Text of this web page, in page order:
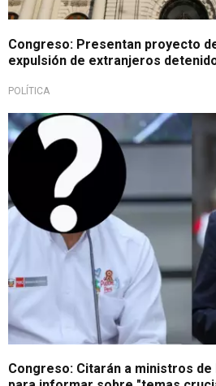
Congreso: Presentan proyecto
expulsión de extranjeros
POLÍTICA
Importante
Congreso: Citarán a ministros